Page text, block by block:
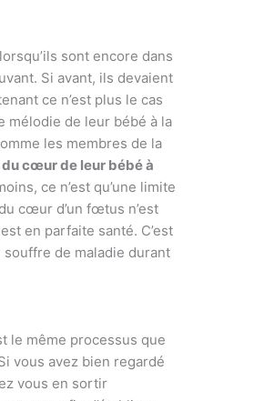
sont encore dans
Si avant, ils devaient
ce n’est plus le cas
mélodie de leur bébé à la
les membres de la
cœur de leur bébé à
ce n’est qu’une limite
cœur d’un fœtus n’est
en parfaite santé. C’est
de maladie durant
le même processus que
vous avez bien regardé
vous en sortir